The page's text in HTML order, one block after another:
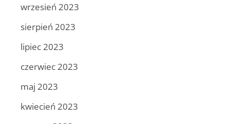
wrzesień 2023
sierpień 2023
lipiec 2023
czerwiec 2023
maj 2023
kwiecień 2023